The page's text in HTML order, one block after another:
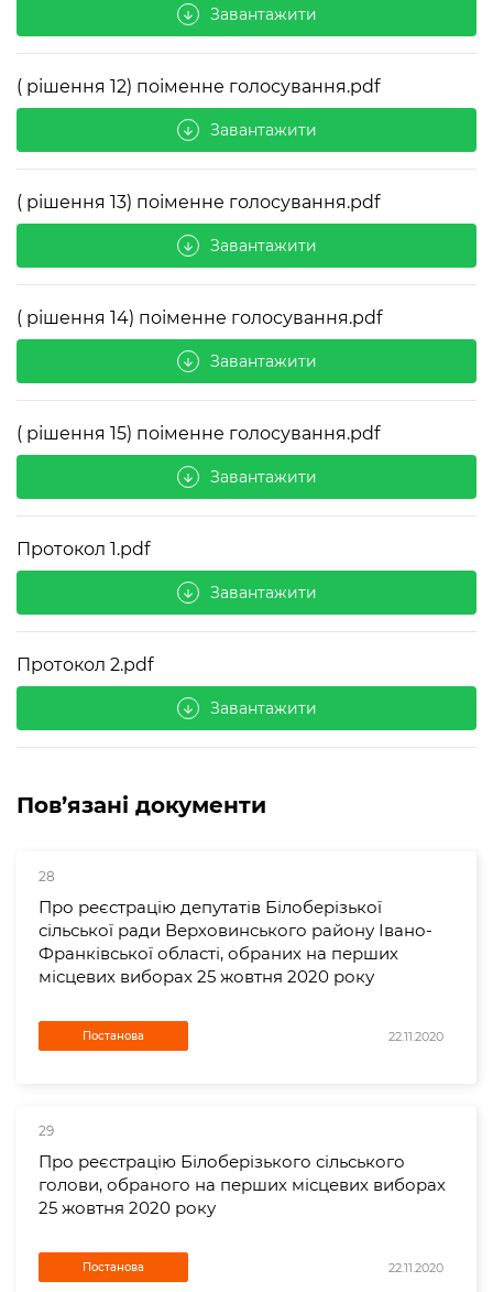
arrow_downward Завантажити
( рішення 12) поіменне голосування.pdf
arrow_downward Завантажити
( рішення 13) поіменне голосування.pdf
arrow_downward Завантажити
( рішення 14) поіменне голосування.pdf
arrow_downward Завантажити
( рішення 15) поіменне голосування.pdf
arrow_downward Завантажити
Протокол 1.pdf
arrow_downward Завантажити
Протокол 2.pdf
arrow_downward Завантажити
Пов’язані документи
28
Про реєстрацію депутатів Білоберізької
сільської ради Верховинського району Івано-
Франківської області, обраних на перших
місцевих виборах 25 жовтня 2020 року
Постанова 22.11.2020
29
Про реєстрацію Білоберізького сільського
голови, обраного на перших місцевих виборах
25 жовтня 2020 року
Постанова 22.11.2020